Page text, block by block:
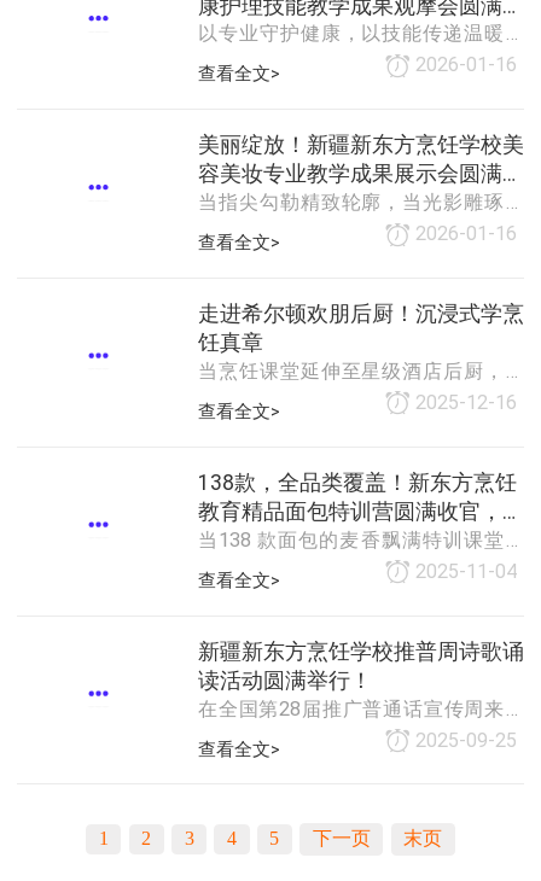
赛事规则，秉持公平
式感受元宵佳节的喜庆氛围，也让匠
心与年味在校园里撞了个满怀。本次
游园会结合学校烹饪专业特色，设置
同时，感受美食技艺的魅力。食堂楼
前，摆满了学子们亲手制作的元宵主
题西点、糖艺作
康护理技能教学成果观摩会圆满举
办！
以专业守护健康，以技能传递温暖！
这场聚焦实用健康护理技能的展示盛
宴，不仅展现了学子们的专业素养，
氛围温馨而热烈～新疆新东方烹饪学
校始终秉持“专业与产业同频共振、教
学与生产深度融合”的办学模式，此次
健康护理技能观摩会，正是学校拓展
技能培养维度、助力学子全面发展的
检验教学成果，为学子搭建交流学习
的平台。新疆新东方烹饪学校领导亲
临现场致辞，
2026-01-16
查看全文>
美丽绽放！新疆新东方烹饪学校美
容美妆专业教学成果展示会圆满落
幕！
当指尖勾勒精致轮廓，当光影雕琢无
瑕肌肤，新疆新东方烹饪学校精心打
造的美容美妆艺术与管理主题活动，
业同频共振、教学与生产深度融合”的
办学模式，此次活动既是学子们的技
能汇报，更是学校多元化技能培养成
果的生动展现。现场细腻的基础护
理、灵动的妆容打造、创意十足的美
验也让氛围热力满满～新疆新东方烹
饪学校领导亲临现场致辞，深入解读
本次活动“以展
2026-01-16
查看全文>
走进希尔顿欢朋后厨！沉浸式学烹
饪真章
当烹饪课堂延伸至星级酒店后厨，希
尔顿欢朋酒店为厨师班学子打造的参
观之旅热力开启。近日，怀揣烹饪梦
受专业后厨运作，深化对餐饮行业的
认知。穿过明亮用餐区，后厨透明玻
璃橱窗瞬间吸引学子目光 —— 整洁的
操作动线、分类明确的食材存储区、
规整的厨具，尽显国际品牌专业标
储 “温度管控”，细致拆解食品安全管
理环节，解说员说到“食材是菜品灵
魂，
2025-12-16
查看全文>
138款，全品类覆盖！新东方烹饪
教育精品面包特训营圆满收官，新
疆新东方师资硬核升级赋能教学！
当138 款面包的麦香飘满特训课堂，
当丹麦起酥的千层工艺、法式甜点的
精致技法、精品面包的创新风味被逐
部精品面包技术特训营正式落下帷
幕！新疆新东方烹饪学校的老师们，
以 “全品类覆盖” 的学习成果，实现师
资实力的跨越式升级，为未来教学优
化打下坚实基础。本次特训以2025年
新” 产品的全维度覆
2025-11-04
查看全文>
新疆新东方烹饪学校推普周诗歌诵
读活动圆满举行！
在全国第28届推广普通话宣传周来临
之际，我校积极响应，精心组织了一
场以“诗韵飘香，诵读经典”为主题的诗
造浓厚的国家通用语言文字学习使用
2025-09-25
查看全文>
1 2 3 4 5 下一页 末页